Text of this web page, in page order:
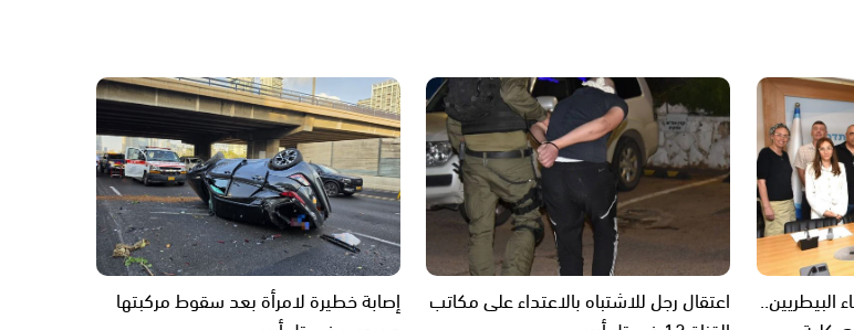
البيطريين..
اعتقال رجل للاشتباه بالاعتداء على مكاتب
إصابة خطيرة لامرأة بعد سقوط مركبتها